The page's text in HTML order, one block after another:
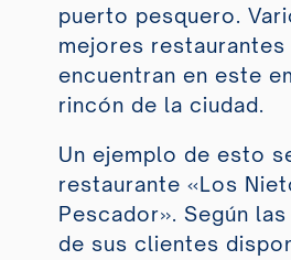
puerto pesquero.
mejores restaurantes
encuentran en este
rincón de la ciudad.
Un ejemplo de esto
restaurante «Los
Pescador». Según
de sus clientes